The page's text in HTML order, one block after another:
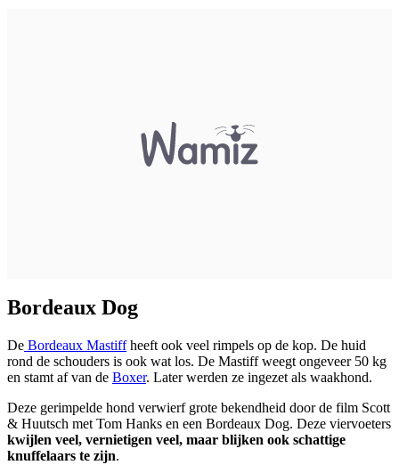
Bordeaux Dog
De Bordeaux Mastiffheeft ook veel rimpels op de kop. De huid
rond de schouders is ook wat los. De Mastiff weegt ongeveer 50 kg
en stamt af van de Boxer. Later werden ze ingezet als waakhond.
Deze gerimpelde hond verwierf grote bekendheid door de film Scott
& Huutsch met Tom Hanks en een Bordeaux Dog. Deze viervoeters
kwijlen veel, vernietigen veel, maar blijken ook schattige
knuffelaars te zijn.